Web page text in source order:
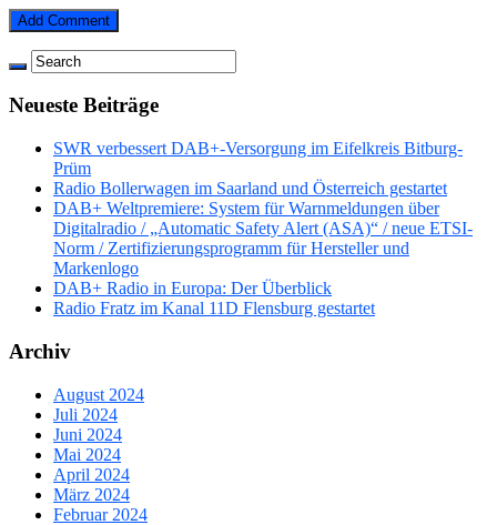
Neueste Beiträge
SWR verbessert DAB+-Versorgung im Eifelkreis Bitburg-
Prüm
Radio Bollerwagen im Saarland und Österreich gestartet
DAB+ Weltpremiere: System für Warnmeldungen über
Digitalradio / „Automatic Safety Alert (ASA)“ / neue ETSI-
Norm / Zertifizierungsprogramm für Hersteller und
Markenlogo
DAB+ Radio in Europa: Der Überblick
Radio Fratz im Kanal 11D Flensburg gestartet
Archiv
August 2024
Juli 2024
Juni 2024
Mai 2024
April 2024
März 2024
Februar 2024